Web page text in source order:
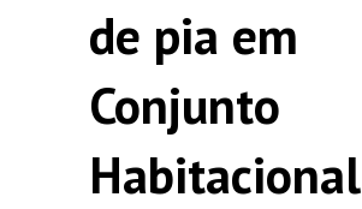
de pia em
Conjunto
Habitacional